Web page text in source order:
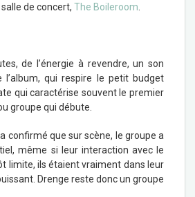
de concert, The Boileroom
de l’énergie à revendre, un son
l’album, qui respire le petit budget
qui caractérise souvent le premier
groupe qui débute.
confirmé que sur scène, le groupe a
même si leur interaction avec le
limite, ils étaient vraiment dans leur
Drenge reste donc un groupe